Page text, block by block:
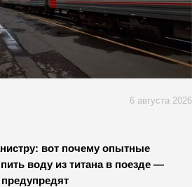
6 августа 2026
вот почему опытные
воду из титана в поезде —